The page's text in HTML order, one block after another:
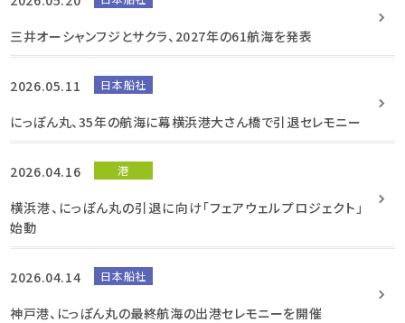
三井オーシャンフジとサクラ、2027年の61航海を発表
2026.05.11 日本船社
にっぽん丸、35年の航海に幕横浜港大さん橋で引退セレモニー
2026.04.16 港
横浜港、にっぽん丸の引退に向け「フェアウェルプロジェクト」
始動
2026.04.14 日本船社
神戸港、にっぽん丸の最終航海の出港セレモニーを開催